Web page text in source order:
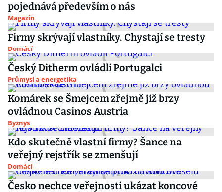
pojednává především o nás
Magazín
Firmy skrývají vlastníky. Chystají se tresty
Domácí
Český Ditherm ovládli Portugalci
Průmysl a energetika
Komárek se Šmejcem zřejmě již brzy
ovládnou Casinos Austria
Byznys
Kdo skutečně vlastní firmy? Šance na
veřejný rejstřík se zmenšují
Domácí
Česko nechce veřejnosti ukázat koncové